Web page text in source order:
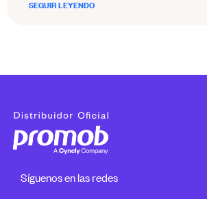
SEGUIR LEYENDO
Síguenos en las redes